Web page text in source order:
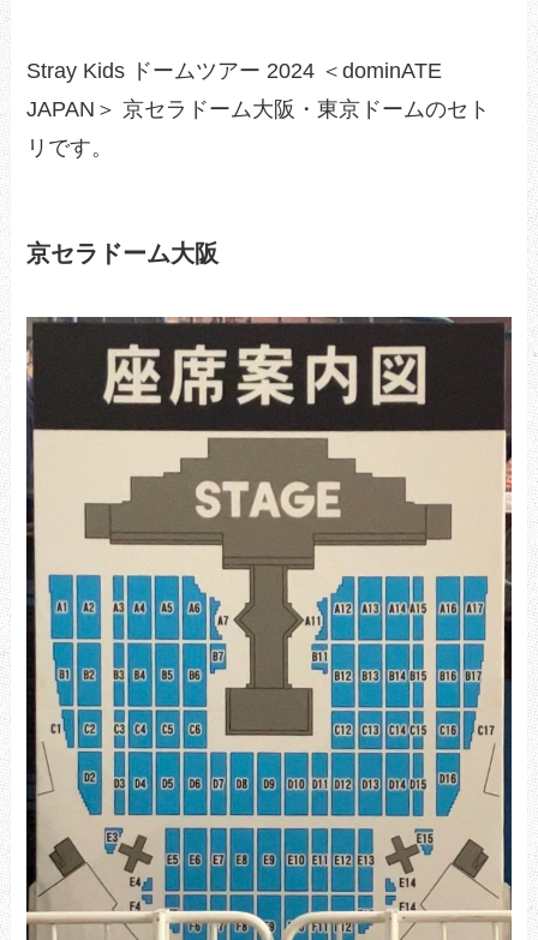
Stray Kids ドームツアー 2024 ＜dominATE
JAPAN＞ 京セラドーム大阪・東京ドームのセト
リです。
京セラドーム大阪